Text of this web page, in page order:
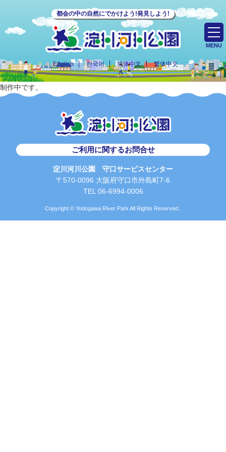
都会の中の自然にでかけよう!発見しよう!
English 한국어 简体中文 繁体中文
MENU
制作中です。
ご利用に関するお問合せ
淀川河川公園 守口サービスセンター
〒570-0096 大阪府守口市外島町7-6
TEL 06-6994-0006
Copyright © Yodogawa River Park All Rights Reserved..